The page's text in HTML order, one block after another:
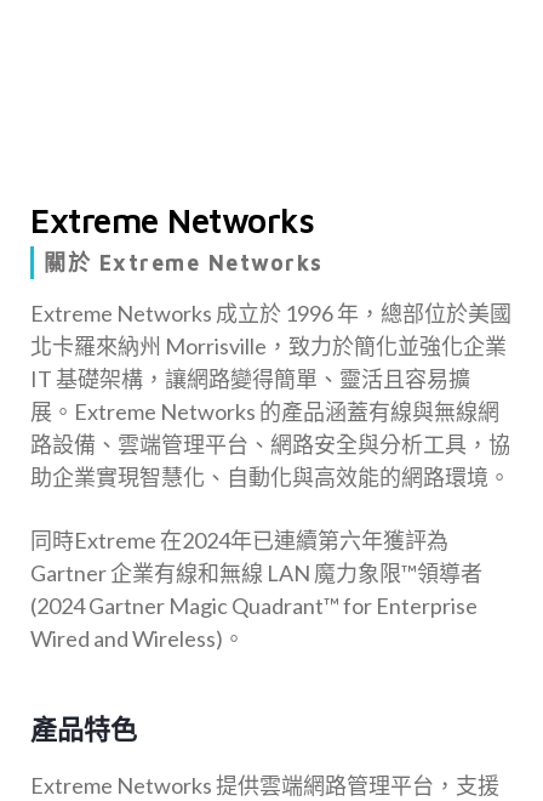
Extreme Networks
關於 Extreme Networks
Extreme Networks 成立於 1996 年，總部位於美國
北卡羅來納州 Morrisville，致力於簡化並強化企業
IT 基礎架構，讓網路變得簡單、靈活且容易擴
展。Extreme Networks 的產品涵蓋有線與無線網
路設備、雲端管理平台、網路安全與分析工具，協
助企業實現智慧化、自動化與高效能的網路環境。
同時Extreme 在2024年已連續第六年獲評為
Gartner 企業有線和無線 LAN 魔力象限™領導者
(2024 Gartner Magic Quadrant™ for Enterprise
Wired and Wireless)。
產品特色
Extreme Networks 提供雲端網路管理平台，支援